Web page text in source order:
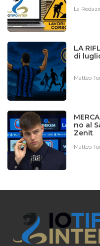
La
LA
di
Matteo
no al
Zenit
Matteo